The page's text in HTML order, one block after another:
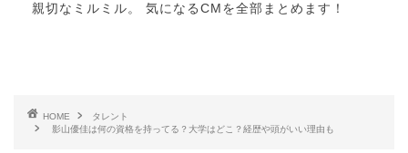
親切なミルミル。 気になるCMを全部まとめます！
HOME
タレント
影山優佳は何の資格を持ってる？大学はどこ？経歴や頭がいい理由も